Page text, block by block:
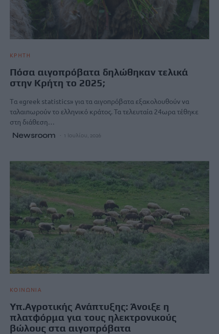
ΚΡΗΤΗ
Πόσα αιγοπρόβατα δηλώθηκαν τελικά
στην Κρήτη το 2025;
Tα «greek statistics» για τα αιγοπρόβατα εξακολουθούν να
ταλαιπωρούν το ελληνικό κράτος. Τα τελευταία 24ωρα τέθηκε
στη διάθεση…
Newsroom 1 Ιουλίου, 2026
ΚΟΙΝΩΝΙΑ
Υπ.Αγροτικής Ανάπτυξης: Άνοιξε η
πλατφόρμα για τους ηλεκτρονικούς
βώλους στα αιγοπρόβατα